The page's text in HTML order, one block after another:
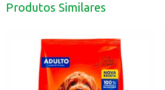
Produtos Similares